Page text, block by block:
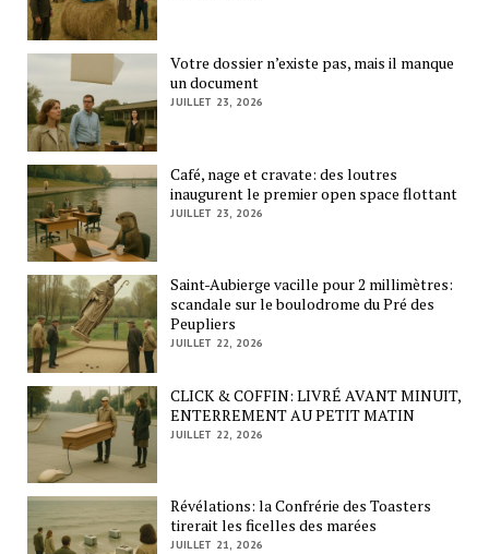
Votre dossier n’existe pas, mais il manque
un document
JUILLET 23, 2026
Café, nage et cravate: des loutres
inaugurent le premier open space flottant
JUILLET 23, 2026
Saint-Aubierge vacille pour 2 millimètres:
scandale sur le boulodrome du Pré des
Peupliers
JUILLET 22, 2026
CLICK & COFFIN: LIVRÉ AVANT MINUIT,
ENTERREMENT AU PETIT MATIN
JUILLET 22, 2026
Révélations: la Confrérie des Toasters
tirerait les ficelles des marées
JUILLET 21, 2026